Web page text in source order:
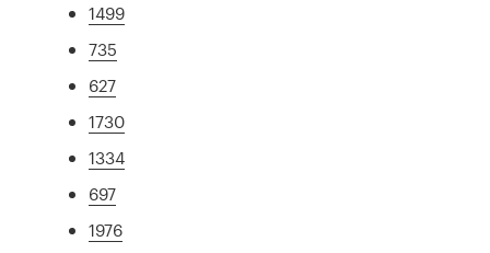
1499
735
627
1730
1334
697
1976